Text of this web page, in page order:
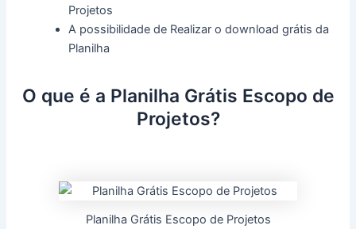
Projetos
A possibilidade de Realizar o download grátis da
Planilha
O que é a Planilha Grátis Escopo de
Projetos?
Planilha Grátis Escopo de Projetos